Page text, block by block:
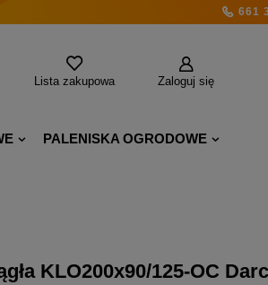
661
Zaloguj się
Lista zakupowa
PALENISKA OGRODOWE
KLO200x90/125-OC